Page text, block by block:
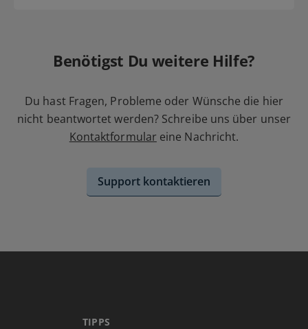
Benötigst Du weitere Hilfe?
Du hast Fragen, Probleme oder Wünsche die hier
nicht beantwortet werden? Schreibe uns über unser
Kontaktformular eine Nachricht.
Support kontaktieren
TIPPS